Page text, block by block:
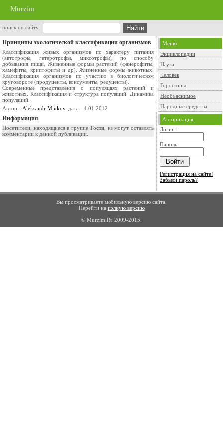
Murzim
поиск по сайту
Принципы экологической классификации организмов
Классификация живых организмов по характеру питания
(автотрофы, гетеротрофы, миксотрофы), по способу
добывания пищи. Жизненные формы растений (фанерофиты,
хамефиты, криптофиты и др). Жизненные формы животных.
Классификация организмов по участию в биологическом
круговороте (продуценты, консументы, редуценты).
Современные представления о популяциях растений и
животных. Классификация и структура популяций. Динамика
популяций.
Автор - Aleksandr Minkov, дата - 4.01.2012
Информация
Посетители, находящиеся в группе Гости, не могут оставлять
комментарии к данной публикации.
Меню
Энциклопедии
Наука
Человек
Гороскопы
Необъяснимое
Народные средства
Авторизация
Логин:
Пароль:
Регистрация на сайте!
Забыли пароль?
Вы просматриваете мобильную версию сайта.
Перейти на полную версию
© Murzim.Ru 2009-2015.